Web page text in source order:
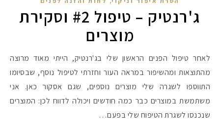
ג'רנטיק – טיפול #2 וסקירת
מוצרים
לאחר טיפול הפנים הראשון שלי בג'רנטיק, הייתי מאוד מרוצה
מהתוצאות ומהשיפור במראה העור וחזרתי לטיפול נוסף, שבסיומו
התווספו לשגרה שלי מוצרים נוספים, שגם אסקור כאן. אני
משתמשת במוצרים כבר כמה חודשים ויכולה לדווח לכן: המוצרים
שנכנסו לשגרת הטיפוח שלי בפעם…